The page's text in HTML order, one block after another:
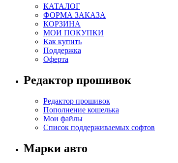
КАТАЛОГ
ФОРМА ЗАКАЗА
КОРЗИНА
МОИ ПОКУПКИ
Как купить
Поддержка
Оферта
Редактор прошивок
Редактор прошивок
Пополнение кошелька
Мои файлы
Список поддерживаемых софтов
Марки авто